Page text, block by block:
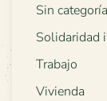
Sin categoría
Solidaridad
Trabajo
Vivienda